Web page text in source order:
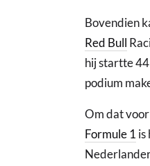
Bovendien
Red Bull
hij startte
podium
Om dat
Formule 1 is